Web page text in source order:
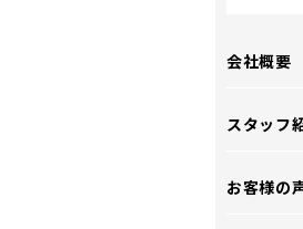
会社概要
スタッフ
お客様の